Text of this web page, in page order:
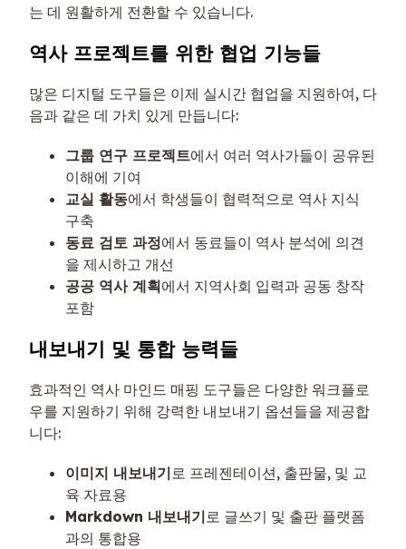
는 데 원활하게 전환할 수 있습니다.
역사 프로젝트를 위한 협업 기능들
많은 디지털 도구들은 이제 실시간 협업을 지원하여, 다
음과 같은 데 가치 있게 만듭니다:
그룹 연구 프로젝트에서 여러 역사가들이 공유된
이해에 기여
교실 활동에서 학생들이 협력적으로 역사 지식
구축
동료 검토 과정에서 동료들이 역사 분석에 의견
을 제시하고 개선
공공 역사 계획에서 지역사회 입력과 공동 창작
포함
내보내기 및 통합 능력들
효과적인 역사 마인드 매핑 도구들은 다양한 워크플로
우를 지원하기 위해 강력한 내보내기 옵션들을 제공합
니다:
이미지 내보내기 로 프레젠테이션, 출판물, 및 교
육 자료용
Markdown 내보내기 로 글쓰기 및 출판 플랫폼
과의 통합용